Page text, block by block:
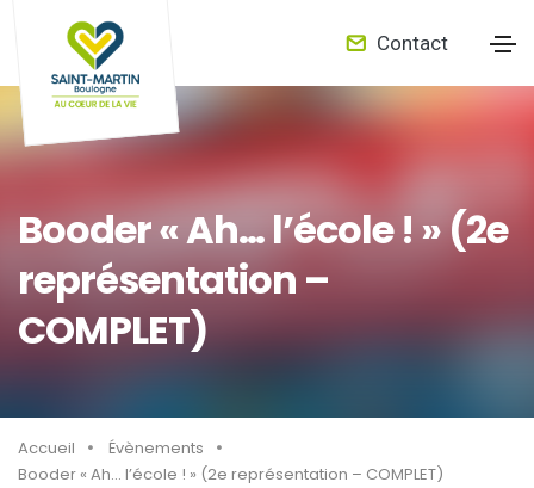
Contact
Booder « Ah… l’école ! » (2e
représentation –
COMPLET)
Accueil
Évènements
Booder « Ah… l’école ! » (2e représentation – COMPLET)